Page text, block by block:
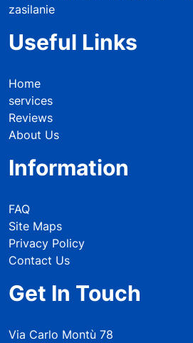
zasilanie
Useful Links
Home
services
Reviews
About Us
Information
FAQ
Site Maps
Privacy Policy
Contact Us
Get In Touch
Via Carlo Montù 78